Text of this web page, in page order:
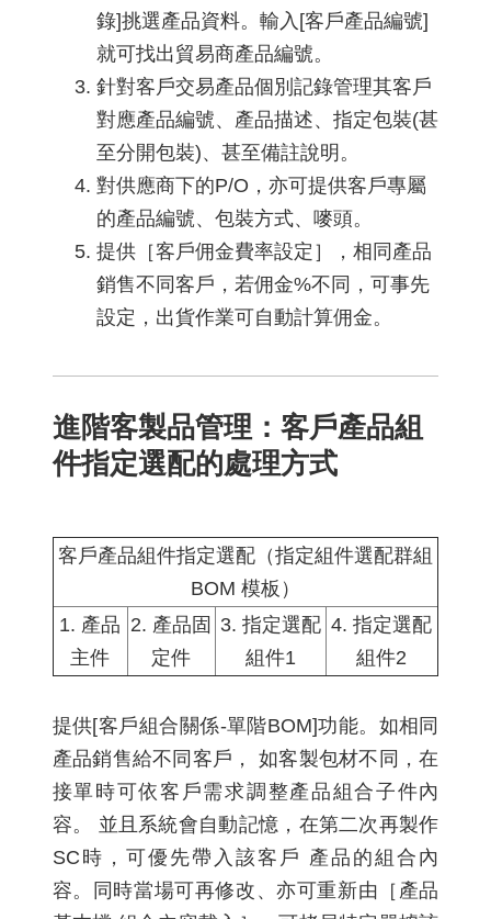
錄]挑選產品資料。輸入[客戶產品編號]
就可找出貿易商產品編號。
針對客戶交易產品個別記錄管理其客戶
對應產品編號、產品描述、指定包裝(甚
至分開包裝)、甚至備註說明。
對供應商下的P/O，亦可提供客戶專屬
的產品編號、包裝方式、嘜頭。
提供［客戶佣金費率設定］，相同產品
銷售不同客戶，若佣金%不同，可事先
設定，出貨作業可自動計算佣金。
進階客製品管理：客戶產品組
件指定選配的處理方式
客戶產品組件指定選配（指定組件選配群組
BOM 模板）
1. 產品
主件
2. 產品固
定件
3. 指定選配
組件1
4. 指定選配
組件2
提供[客戶組合關係-單階BOM]功能。如相同
產品銷售給不同客戶， 如客製包材不同，在
接單時可依客戶需求調整產品組合子件內
容。 並且系統會自動記憶，在第二次再製作
SC時，可優先帶入該客戶 產品的組合內
容。同時當場可再修改、亦可重新由［產品